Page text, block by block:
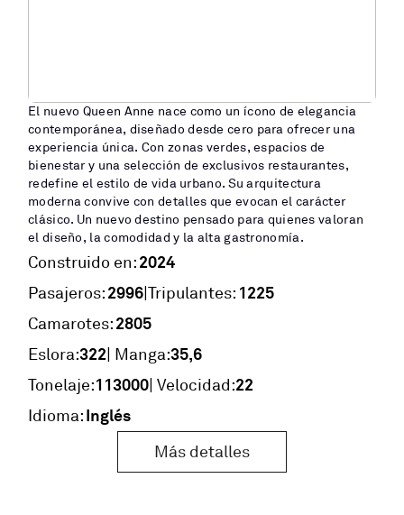
El nuevo Queen Anne nace como un ícono de elegancia
contemporánea, diseñado desde cero para ofrecer una
experiencia única. Con zonas verdes, espacios de
bienestar y una selección de exclusivos restaurantes,
redefine el estilo de vida urbano. Su arquitectura
moderna convive con detalles que evocan el carácter
clásico. Un nuevo destino pensado para quienes valoran
el diseño, la comodidad y la alta gastronomía.
Construido en:2024
Pasajeros:2996|Tripulantes: 1225
Camarotes:2805
Eslora:322| Manga:35,6
Tonelaje:113000| Velocidad:22
Idioma:Inglés
Más detalles